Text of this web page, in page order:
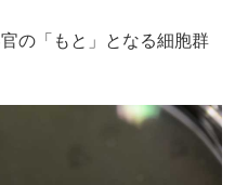
の「もと」となる細胞群